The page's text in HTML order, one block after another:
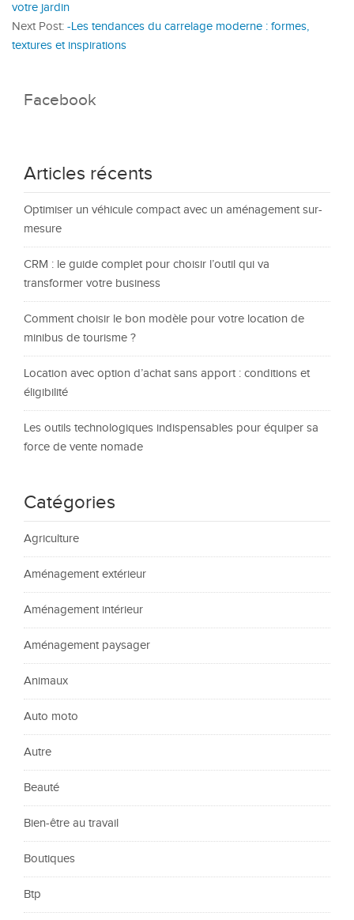
votre jardin
Next Post: -Les tendances du carrelage moderne : formes,
textures et inspirations
Facebook
Articles récents
Optimiser un véhicule compact avec un aménagement sur-
mesure
CRM : le guide complet pour choisir l’outil qui va
transformer votre business
Comment choisir le bon modèle pour votre location de
minibus de tourisme ?
Location avec option d’achat sans apport : conditions et
éligibilité
Les outils technologiques indispensables pour équiper sa
force de vente nomade
Catégories
Agriculture
Aménagement extérieur
Aménagement intérieur
Aménagement paysager
Animaux
Auto moto
Autre
Beauté
Bien-être au travail
Boutiques
Btp